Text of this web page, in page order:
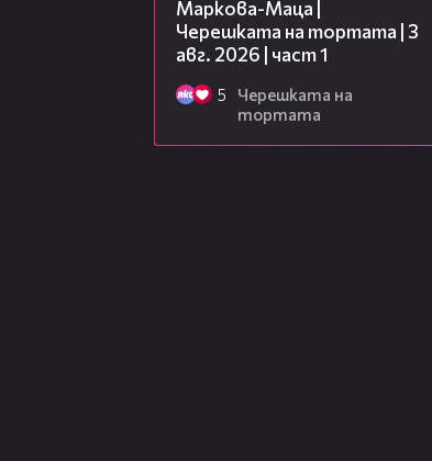
Маркова-Маца |
Черешката на тортата | 3
авг. 2026 | част 1
5
Черешката на
тортата